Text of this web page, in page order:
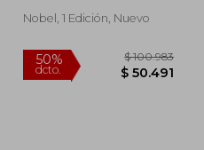
Nobel, 1 Edición, Nuevo